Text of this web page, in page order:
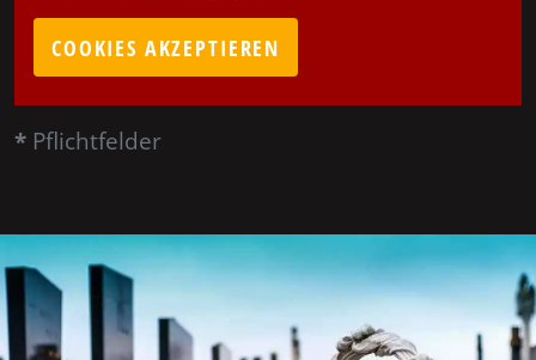
COOKIES AKZEPTIEREN
* Pflichtfelder